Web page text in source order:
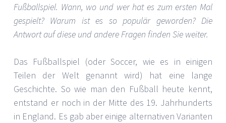
Fußballspiel. Wann, wo und wer hat es zum ersten Mal
gespielt? Warum ist es so populär geworden? Die
Antwort auf diese und andere Fragen finden Sie weiter.
Das Fußballspiel (oder Soccer, wie es in einigen
Teilen der Welt genannt wird) hat eine lange
Geschichte. So wie man den Fußball heute kennt,
entstand er noch in der Mitte des 19. Jahrhunderts
in England. Es gab aber einige alternativen Varianten